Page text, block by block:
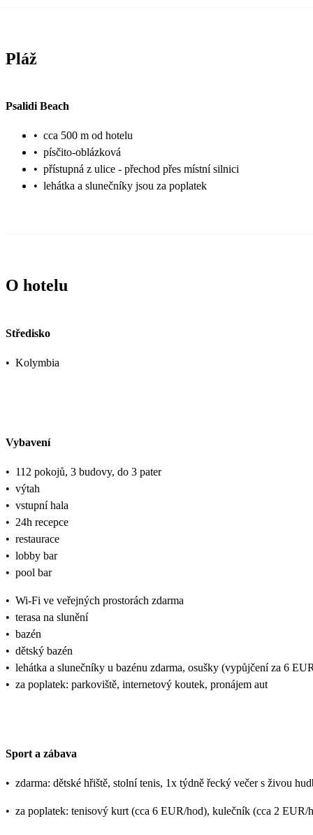
Pláž
Psalidi Beach
• cca 500 m od hotelu
• písčito-oblázková
• přístupná z ulice - přechod přes místní silnici
• lehátka a slunečníky jsou za poplatek
O hotelu
Středisko
• Kolymbia
Vybavení
• 112 pokojů, 3 budovy, do 3 pater
• výtah
• vstupní hala
• 24h recepce
• restaurace
• lobby bar
• pool bar
• Wi-Fi ve veřejných prostorách zdarma
• terasa na slunění
• bazén
• dětský bazén
• lehátka a slunečníky u bazénu zdarma, osušky (vypůjčení za 6
• za poplatek: parkoviště, internetový koutek, pronájem aut
Sport a zábava
• zdarma: dětské hřiště, stolní tenis, 1x týdně řecký večer s živou
• za poplatek: tenisový kurt (cca 6 EUR/hod), kulečník (cca 2 EUR/